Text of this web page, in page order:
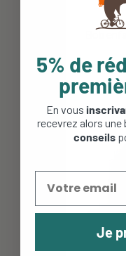
Bob
5% de
En vous
recevrez alors une
conseils
Je